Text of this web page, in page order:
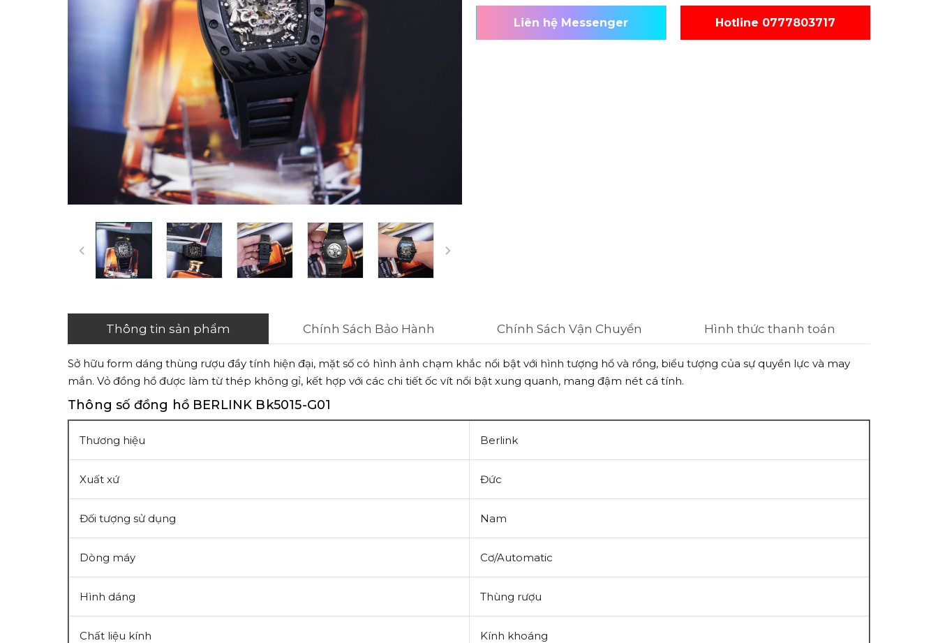
Liên hệ Messenger Hotline 0777803717
Thông tin sản phẩm Chính Sách Bảo Hành Chính Sách Vận Chuyển Hình thức thanh toán
Sở hữu form dáng thùng rượu đầy tính hiện đại, mặt số có hình ảnh chạm khắc nổi bật với hình tượng hổ và rồng, biểu tượng của sự quyền lực và may
mắn. Vỏ đồng hồ được làm từ thép không gỉ, kết hợp với các chi tiết ốc vít nổi bật xung quanh, mang đậm nét cá tính.
Thông số đồng hồ BERLINK Bk5015-G01
Thương hiệu Berlink
Xuất xứ Đức
Đối tượng sử dụng Nam
Dòng máy Cơ/Automatic
Hình dáng Thùng rượu
Chất liệu kính Kính khoáng